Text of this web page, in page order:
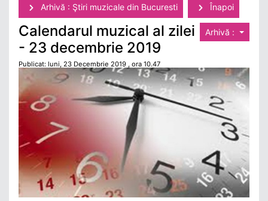
Arhivă : Ştiri muzicale din Bucuresti Înapoi
Arhivă :
Calendarul muzical al zilei
- 23 decembrie 2019
Publicat: luni, 23 Decembrie 2019 , ora 10.47